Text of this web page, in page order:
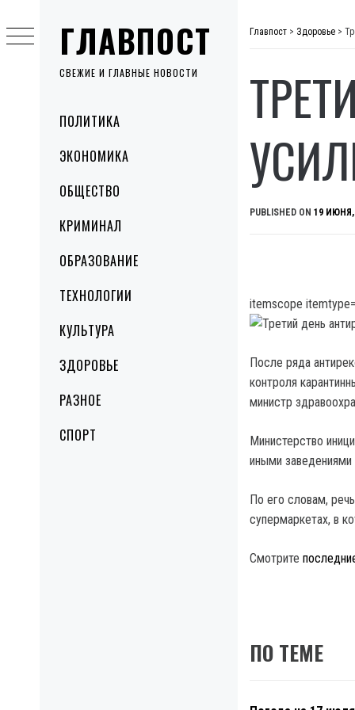
ГЛАВПОСТ
СВЕЖИЕ И ГЛАВНЫЕ НОВОСТИ
MenuПОЛИТИКА
ЭКОНОМИКА
ОБЩЕСТВО
КРИМИНАЛ
ОБРАЗОВАНИЕ
ТЕХНОЛОГИИ
КУЛЬТУРА
ЗДОРОВЬЕ
РАЗНОЕ
СПОРТ
to
content
Главпост > Здоровье >
PUBLISHED ON 19 ИЮНЯ,
itemscope
После ряда
контроля
министр
Министерство
иными заведениями
По его словам,
супермаркетах, в
Смотрите
ПО ТЕМЕ